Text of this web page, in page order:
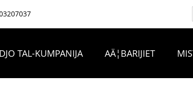
TAL-KUMPANIJA AÄ¦BARIJIET